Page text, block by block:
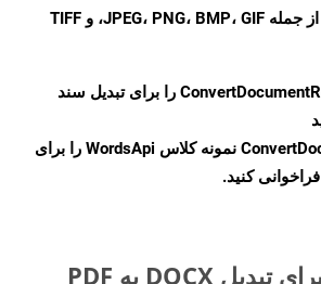
چندین فرمت تصویر از جمله JPEG، PNG، BMP، GIF، و TIFF
را برای تبدیل سند
نمونه کلاس WordsApi را برای
مراحل ساده برای تبدیل DOCX به PDF